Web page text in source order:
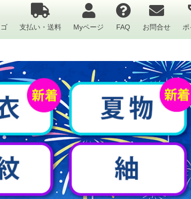
支払い・送料 Myページ FAQ お問合せ ポ